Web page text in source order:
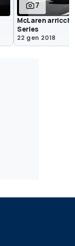
7
McLaren
Series
22 gen 2018